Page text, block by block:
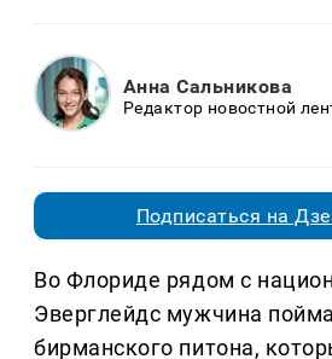
Анна Сальникова
Редактор новостной
Подписаться на
Во Флориде рядом с
Эверглейдс мужчина
бирманского питона,